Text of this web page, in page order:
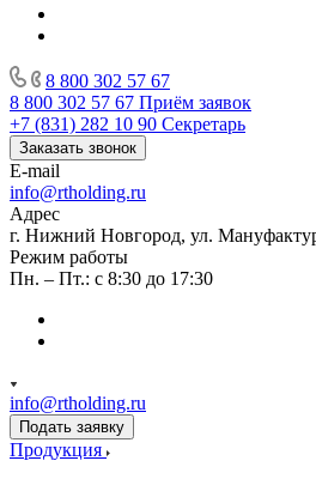
8 800 302 57 67
8 800 302 57 67 Приём заявок
+7 (831) 282 10 90 Секретарь
Заказать звонок
E-mail
info@rtholding.ru
Адрес
г. Нижний Новгород, ул.
Режим работы
Пн. – Пт.: с 8:30 до 17:30
info@rtholding.ru
Подать заявку
Продукция